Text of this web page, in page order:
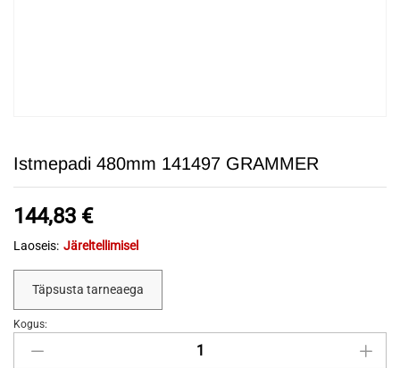
Istmepadi 480mm 141497 GRAMMER
144,83 €
Laoseis: Järeltellimisel
Täpsusta tarneaega
Istmepadi
480mm
Kogus: